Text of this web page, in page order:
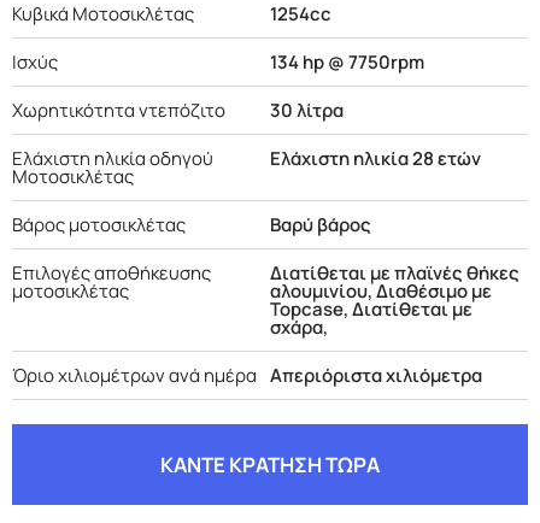
Κυβικά Μοτοσικλέτας
1254cc
Ισχύς
134 hp @ 7750rpm
Χωρητικότητα ντεπόζιτο
30 λίτρα
Ελάχιστη ηλικία οδηγού
Μοτοσικλέτας
Ελάχιστη ηλικία 28 ετών
Βάρος μοτοσικλέτας
Βαρύ βάρος
Επιλογές αποθήκευσης
μοτοσικλέτας
Διατίθεται με πλαϊνές θήκες
αλουμινίου, Διαθέσιμο με
Topcase, Διατίθεται με
σχάρα,
Όριο χιλιομέτρων ανά ημέρα Απεριόριστα χιλιόμετρα
ΚΑΝΤΕ ΚΡΑΤΗΣΗ ΤΩΡΑ